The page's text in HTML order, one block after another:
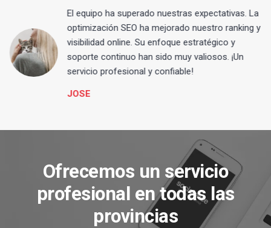
El equipo ha superado nuestras expectativas. La
optimización SEO ha mejorado nuestro ranking y
visibilidad online. Su enfoque estratégico y
soporte continuo han sido muy valiosos. ¡Un
servicio profesional y confiable!
JOSE
Ofrecemos un servicio
profesional en todas las
provincias